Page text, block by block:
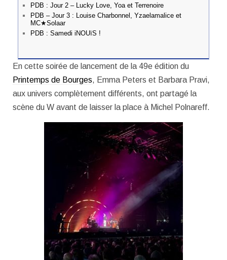
PDB : Jour 2 – Lucky Love, Yoa et Terrenoire
PDB – Jour 3 : Louise Charbonnel, Yzaelamalice et
MC★Solaar
PDB : Samedi iNOUïS !
En cette soirée de lancement de la 49e édition du
Printemps de Bourges, Emma Peters et Barbara Pravi,
aux univers complètement différents, ont partagé la
scène du W avant de laisser la place à Michel Polnareff.